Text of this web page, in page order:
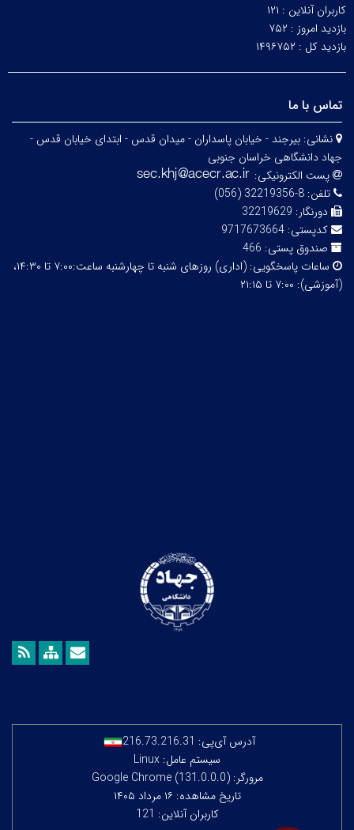
کاربران آنلاین : ۱۲۱
بازدید امروز : ۷۵۲
بازدید کل : ۱۴۹۶۷۵۲
تماس با ما
نشانی: بیرجند - خیابان پاسداران - میدان قدس - ابتدای خیابان قدس -
جهاد دانشگاهی خراسان جنوبی
پست الکترونیکی:
تلفن: 8-32219356 (056)
دورنگار: 32219629
کدپستی: 9717673664
صندوق پستی: 466
ساعات پاسخگویی:
(اداری) روزهای شنبه تا چهارشنبه ساعت:۷:۰۰ تا ۱۴:۳۰،
(آموزشی): ۷:۰۰ تا ۲۱:۱۵
آدرس آی‌پی: 216.73.216.31
سیستم عامل: Linux
مرورگر: Google Chrome (131.0.0.0)
تاریخ مشاهده: ۱۶ مرداد ۱۴۰۵
کاربران آنلاین: 121